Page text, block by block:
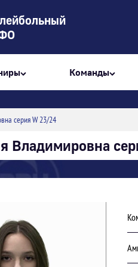
Команды
серия W 23/24
Владимировна